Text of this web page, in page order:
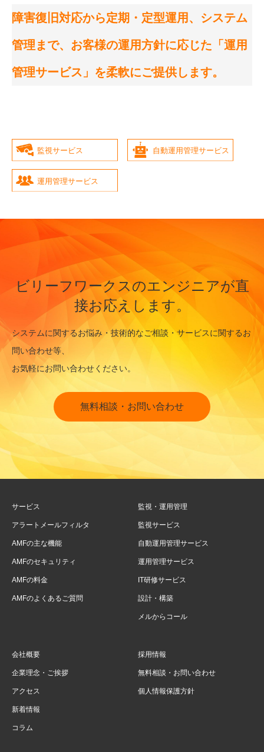
障害復旧対応から定期・定型運用、システム
管理まで、お客様の運用方針に応じた「運用
管理サービス」を柔軟にご提供します。
ビリーフワークスのエンジニアが直
接お応えします。
システムに関するお悩み・技術的なご相談・サービスに関するお
問い合わせ等、
お気軽にお問い合わせください。
無料相談・お問い合わせ
サービス
アラートメールフィルタ
AMFの主な機能
AMFのセキュリティ
AMFの料金
AMFのよくあるご質問
監視・運用管理
監視サービス
自動運用管理サービス
運用管理サービス
IT研修サービス
設計・構築
メルからコール
会社概要
企業理念・ご挨拶
アクセス
新着情報
コラム
採用情報
無料相談・お問い合わせ
個人情報保護方針